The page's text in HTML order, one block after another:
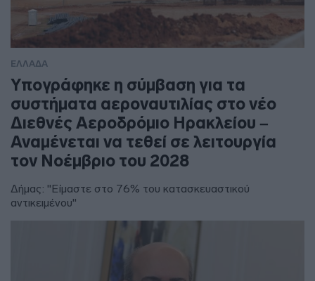
ΕΛΛΑΔΑ
Υπογράφηκε η σύμβαση για τα
συστήματα αεροναυτιλίας στο νέο
Διεθνές Αεροδρόμιο Ηρακλείου –
Αναμένεται να τεθεί σε λειτουργία
τον Νοέμβριο του 2028
Δήμας: "Είμαστε στο 76% του κατασκευαστικού
αντικειμένου"